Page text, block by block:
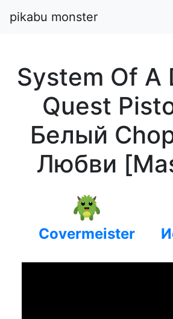
pikabu monster
System Of A
Quest
Белый
Любви
Covermeister